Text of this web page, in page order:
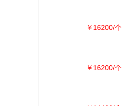
￥16200/个
￥16200/个